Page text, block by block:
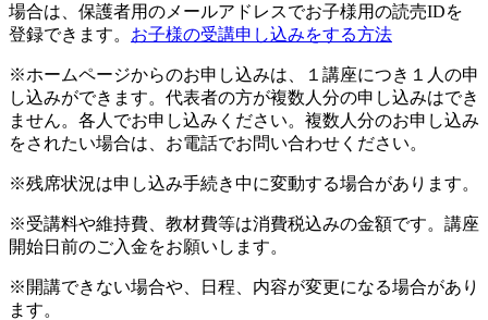
場合は、保護者用のメールアドレスでお子様用の読売IDを
登録できます。 お子様の受講申し込みをする方法
※ホームページからのお申し込みは、１講座につき１人の申
し込みができます。代表者の方が複数人分の申し込みはでき
ません。各人でお申し込みください。複数人分のお申し込み
をされたい場合は、お電話でお問い合わせください。
※残席状況は申し込み手続き中に変動する場合があります。
※受講料や維持費、教材費等は消費税込みの金額です。講座
開始日前のご入金をお願いします。
※開講できない場合や、日程、内容が変更になる場合があり
ます。